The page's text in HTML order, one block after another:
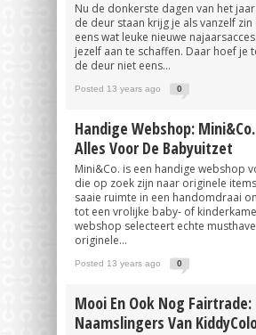
Nu de donkerste dagen van het
de deur staan krijg je als vanzelf
eens wat leuke nieuwe
jezelf aan te schaffen. Daar hoef je
de deur niet eens...
Posted 13 years ago 0
Handige Webshop:
Alles Voor De Babyuitzet
Mini&Co. is een handige webshop
die op zoek zijn naar originele
saaie ruimte in een handomdraai
tot een vrolijke baby- of
webshop selecteert echte
originele...
Posted 13 years ago 0
Mooi En Ook Nog Fairtrade:
Naamslingers Van